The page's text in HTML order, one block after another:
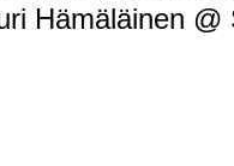
Hämäläinen @